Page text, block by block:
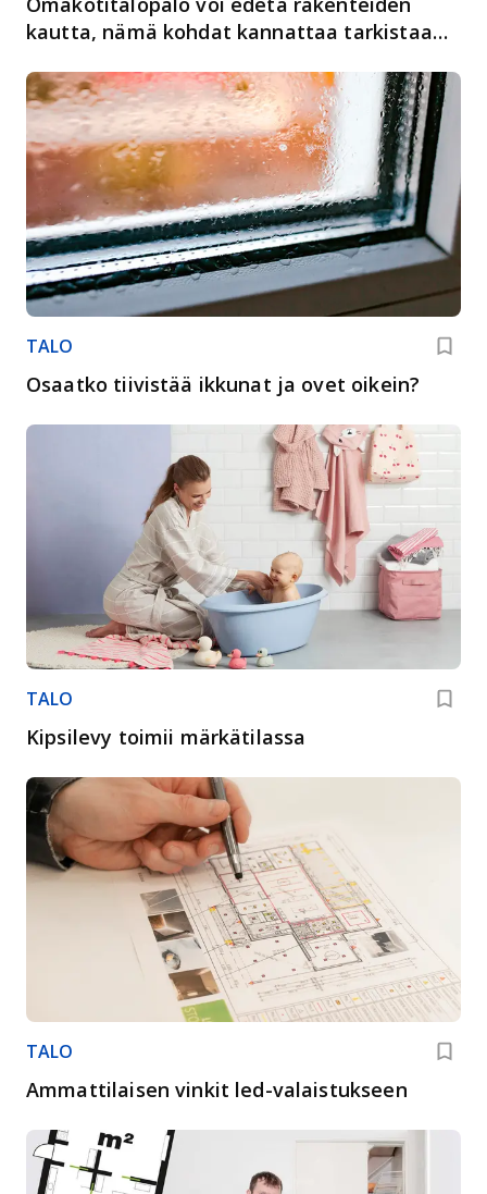
kautta, nämä kohdat kannattaa tarkistaa
TALO
Osaatko tiivistää ikkunat ja ovet oikein?
TALO
Kipsilevy toimii märkätilassa
TALO
Ammattilaisen vinkit led-valaistukseen